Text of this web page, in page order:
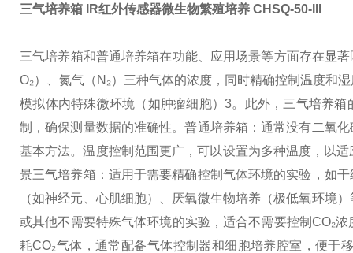
三气培养箱 IR红外传感器微生物繁殖培养 CHSQ-50-III
三气培养箱和普通培养箱在功能、应用场景等方面存在显
O₂）、氮气（N₂）三种气体的浓度，同时精确控制温度和
模拟体内特殊微环境（如肿瘤细胞）3。此外，三气培养
制，确保测量数据的准确性。普通培养箱：通常没有二氧
基本方法。温度控制范围更广，可以设置为多种温度，以
景三气培养箱：适用于需要精确控制气体环境的实验，如
（如神经元、心肌细胞）、厌氧微生物培养（极低氧环境
或其他不需要特殊气体环境的实验，适合不需要控制CO₂
耗CO₂气体，通常配备气体控制器和细胞培养腔室，便于